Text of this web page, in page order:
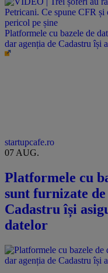
Platformele cu bazele de
dar agenția de Cadastru își
startupcafe.ro
07 AUG.
Platformele cu
sunt furnizate
Cadastru își
datelor